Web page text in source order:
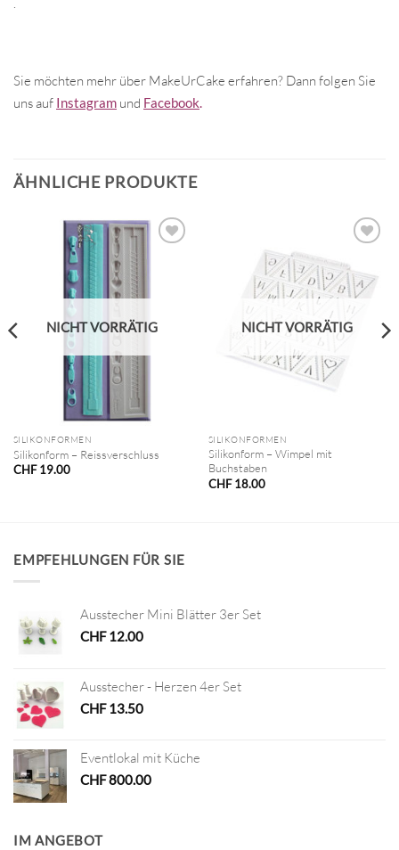
Sie möchten mehr über MakeUrCake erfahren? Dann folgen Sie
uns auf Instagram und Facebook.
ÄHNLICHE PRODUKTE
NICHT VORRÄTIG
SILIKONFORMEN
Silikonform – Reissverschluss
CHF19.00
NICHT VORRÄTIG
SILIKONFORMEN
Silikonform – Wimpel mit
Buchstaben
CHF18.00
EMPFEHLUNGEN FÜR SIE
Ausstecher Mini Blätter 3er Set
CHF12.00
Ausstecher - Herzen 4er Set
CHF13.50
Eventlokal mit Küche
CHF800.00
IM ANGEBOT